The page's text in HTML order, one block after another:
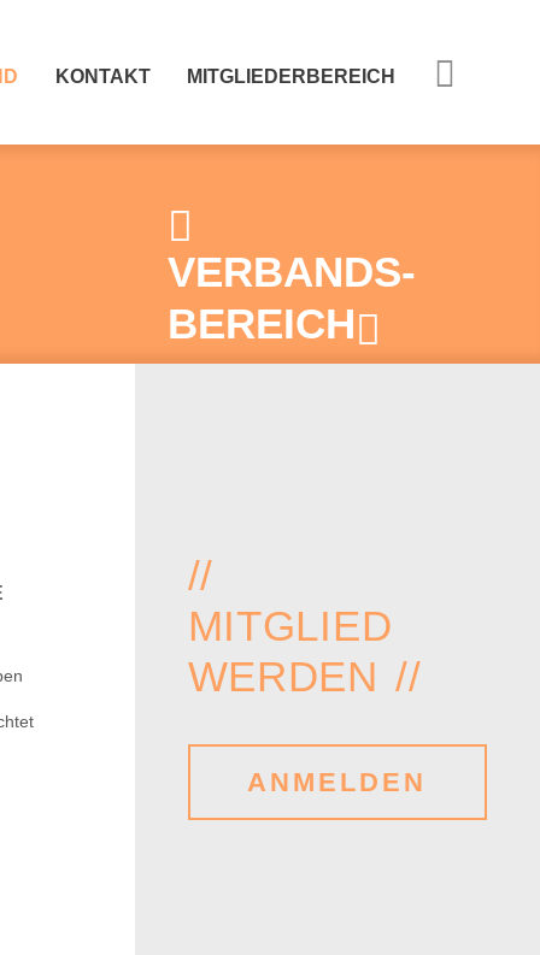
KONTAKT MITGLIEDERBEREICH
VERBANDS-
BEREICH
//
MITGLIED
WERDEN //
ANMELDEN